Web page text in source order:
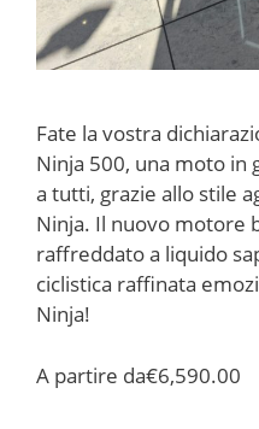
Fate la vostra
Ninja 500, una moto in
a tutti, grazie allo stile
Ninja. Il nuovo motore
raffreddato a liquido
ciclistica raffinata
Ninja!
A partire da€6,590.00